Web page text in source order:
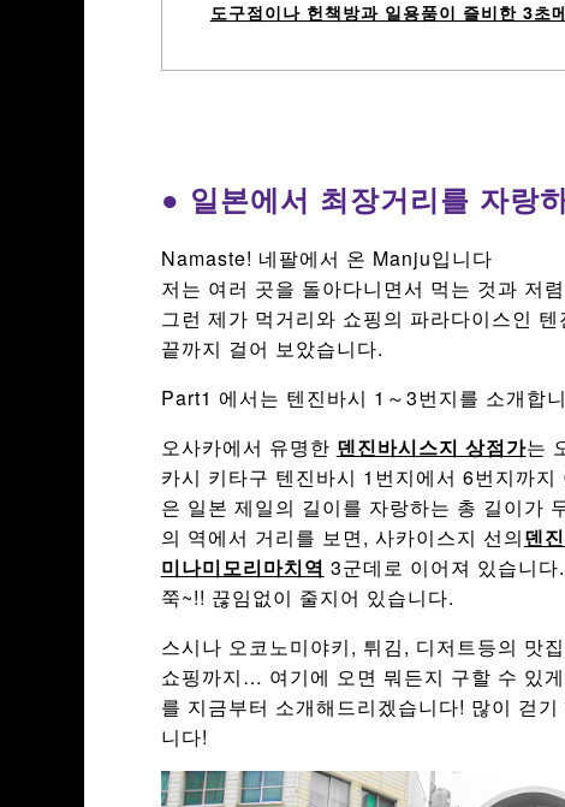
도구점이나 헌책방과 일용품이 즐비한 3초
● 일본에서 최장거리를 자랑
Namaste! 네팔에서 온 Manju입니다
저는 여러 곳을 돌아다니면서 먹는 것과 저
그런 제가 먹거리와 쇼핑의 파라다이스인
끝까지 걸어 보았습니다.
Part1 에서는 텐진바시 1～3번지를 소개합
오사카에서 유명한 덴진바시스지 상점가는
카시 키타구 텐진바시 1번지에서 6번지까
은 일본 제일의 길이를 자랑하는 총 길이가
의 역에서 거리를 보면, 사카이스지 선의덴
미나미모리마치역 3군데로 이어져 있습니
쭉~!! 끊임없이 줄지어 있습니다.
스시나 오코노미야키, 튀김, 디저트등의 맛
쇼핑까지… 여기에 오면 뭐든지 구할 수 있
를 지금부터 소개해드리겠습니다! 많이 걷
니다!